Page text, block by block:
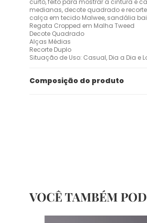
medianas, decote quadrado e
calça em tecido Malwee, sandália
Regata Cropped em Malha Tweed
Decote Quadrado
Alças Médias
Recorte Duplo
Situação de Uso: Casual, Dia a Dia e
Composição do produto
VOCÊ TAMBÉM